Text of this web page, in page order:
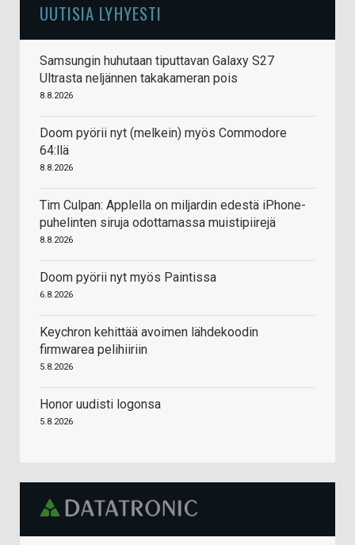
UUTISIA LYHYESTI
Samsungin huhutaan tiputtavan Galaxy S27
Ultrasta neljännen takakameran pois
8.8.2026
Doom pyörii nyt (melkein) myös Commodore
64:llä
8.8.2026
Tim Culpan: Applella on miljardin edestä iPhone-
puhelinten siruja odottamassa muistipiirejä
8.8.2026
Doom pyörii nyt myös Paintissa
6.8.2026
Keychron kehittää avoimen lähdekoodin
firmwarea pelihiiriin
5.8.2026
Honor uudisti logonsa
5.8.2026